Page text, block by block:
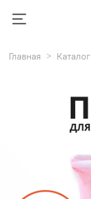
Главная Каталог